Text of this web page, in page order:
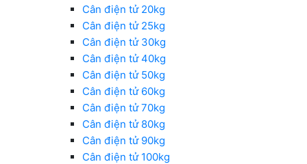
Cân điện tử 20kg
Cân điện tử 25kg
Cân điện tử 30kg
Cân điện tử 40kg
Cân điện tử 50kg
Cân điện tử 60kg
Cân điện tử 70kg
Cân điện tử 80kg
Cân điện tử 90kg
Cân điện tử 100kg